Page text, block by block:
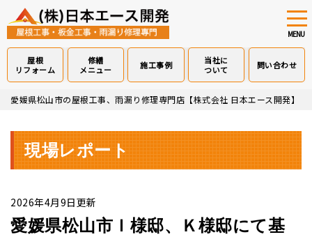
Skip
content
MENU
屋根
リフォーム
修繕
メニュー
施工事例
当社に
ついて
問い合わせ
愛媛県松山市の屋根工事、雨漏り修理専門店【株式会社 日本エース開発】
現場レポート
2026年4月9日更新
愛媛県松山市Ｉ様邸、Ｋ様邸にて基